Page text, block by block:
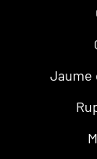
Jaume